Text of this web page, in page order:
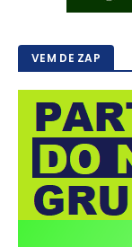
VEM DE ZAP